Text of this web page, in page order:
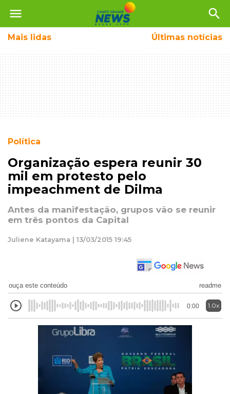
menu search
Mais lidas Últimas notícias
Política
Organização espera reunir 30
mil em protesto pelo
impeachment de Dilma
Antes da manifestação, grupos vão se reunir
em três pontos da Capital
Juliene Katayama | 13/03/2015 19:45
ouça este conteúdo readme
0:00 1.0x